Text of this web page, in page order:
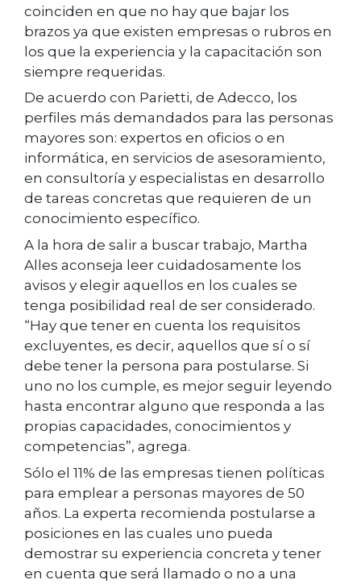
coinciden en que no hay que bajar los
brazos ya que existen empresas o rubros en
los que la experiencia y la capacitación son
siempre requeridas.
De acuerdo con Parietti, de Adecco, los
perfiles más demandados para las personas
mayores son: expertos en oficios o en
informática, en servicios de asesoramiento,
en consultoría y especialistas en desarrollo
de tareas concretas que requieren de un
conocimiento específico.
A la hora de salir a buscar trabajo, Martha
Alles aconseja leer cuidadosamente los
avisos y elegir aquellos en los cuales se
tenga posibilidad real de ser considerado.
“Hay que tener en cuenta los requisitos
excluyentes, es decir, aquellos que sí o sí
debe tener la persona para postularse. Si
uno no los cumple, es mejor seguir leyendo
hasta encontrar alguno que responda a las
propias capacidades, conocimientos y
competencias”, agrega.
Sólo el 11% de las empresas tienen políticas
para emplear a personas mayores de 50
años. La experta recomienda postularse a
posiciones en las cuales uno pueda
demostrar su experiencia concreta y tener
en cuenta que será llamado o no a una